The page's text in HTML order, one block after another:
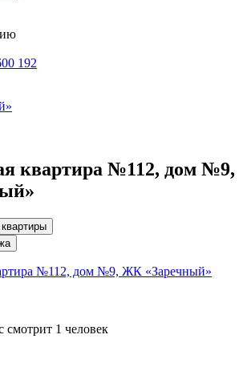
192
квартира №112, дом №9,
смотрит 1 человек